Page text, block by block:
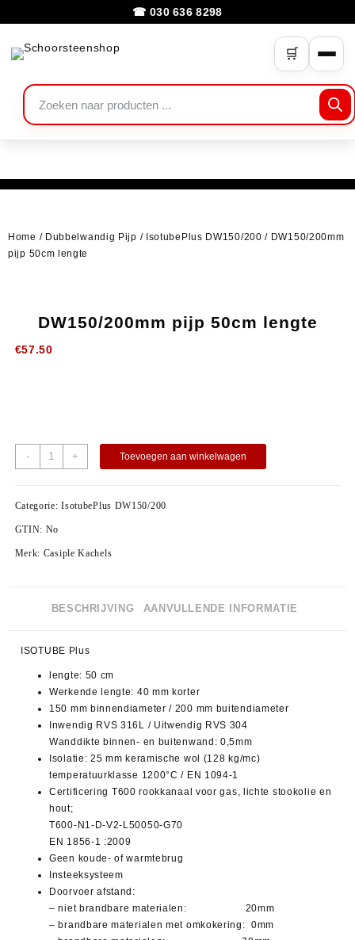
☎ 030 636 8298
🛒
Home / Dubbelwandig Pijp / IsotubePlus DW150/200 / DW150/200mm
pijp 50cm lengte
DW150/200mm pijp 50cm lengte
€57.50
- + Toevoegen aan winkelwagen
Categorie:IsotubePlus DW150/200
GTIN: No
Merk: Casiple Kachels
BESCHRIJVING AANVULLENDE INFORMATIE
ISOTUBE Plus
lengte: 50 cm
Werkende lengte: 40 mm korter
150 mm binnendiameter / 200 mm buitendiameter
Inwendig RVS 316L / Uitwendig RVS 304
Wanddikte binnen- en buitenwand: 0,5mm
Isolatie: 25 mm keramische wol (128 kg/mc)
temperatuurklasse 1200°C / EN 1094-1
Certificering T600 rookkanaal voor gas, lichte stookolie en
hout;
T600-N1-D-V2-L50050-G70
EN 1856-1 :2009
Geen koude- of warmtebrug
Insteeksysteem
Doorvoer afstand:
– niet brandbare materialen: 20mm
– brandbare materialen met omkokering: 0mm